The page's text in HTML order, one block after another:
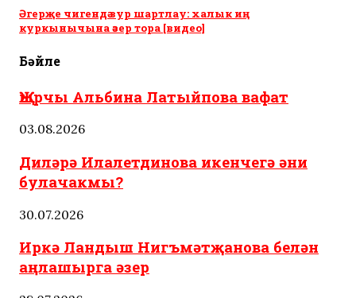
Әгерҗе чигендә зур шартлау: халык иң
куркынычына әзер тора [видео]
Бәйле
Җырчы Альбина Латыйпова вафат
03.08.2026
Диләрә Илалетдинова икенчегә әни
булачакмы?
30.07.2026
Иркә Ландыш Нигъмәтҗанова белән
аңлашырга әзер